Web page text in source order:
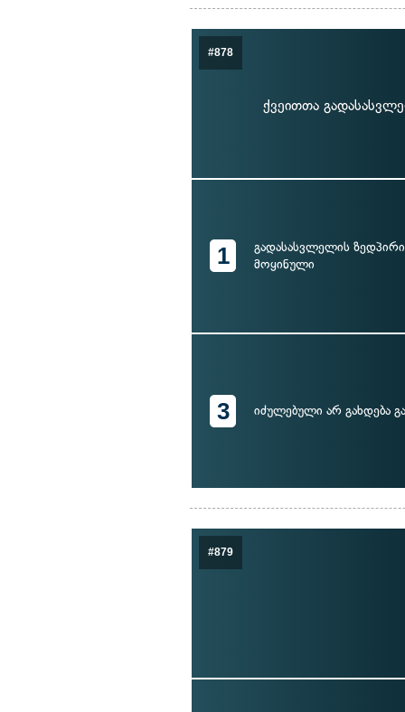
#878
ქვეითთა
1
გადასასვლელის
მოყინული
3 იძულებული არ გახდება
#879